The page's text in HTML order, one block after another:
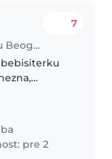
Posao bebisiterke u Beograd
7
bebisiterku
pre 2